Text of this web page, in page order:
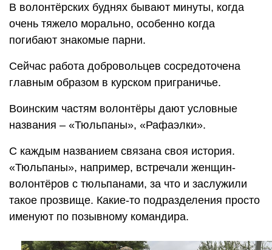
В волонтёрских буднях бывают минуты, когда
очень тяжело морально, особенно когда
погибают знакомые парни.
Сейчас работа добровольцев сосредоточена
главным образом в курском приграничье.
Воинским частям волонтёры дают условные
названия – «Тюльпаны», «Рафаэлки».
С каждым названием связана своя история.
«Тюльпаны», например, встречали женщин-
волонтёров с тюльпанами, за что и заслужили
такое прозвище. Какие-то подразделения просто
именуют по позывному командира.